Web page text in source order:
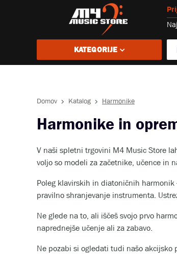
KATEGORIJE
Domov Katalog Harmonike
Harmonike in
V naši spletni trgovini M4 Music Store
voljo so modeli za začetnike, učence in
Poleg klavirskih in diatoničnih
pravilno shranjevanje instrumenta.
Ne glede na to, ali iščeš svojo prvo
naprednejše učenje ali za zabavo.
Ne pozabi si ogledati tudi našo akcijsko